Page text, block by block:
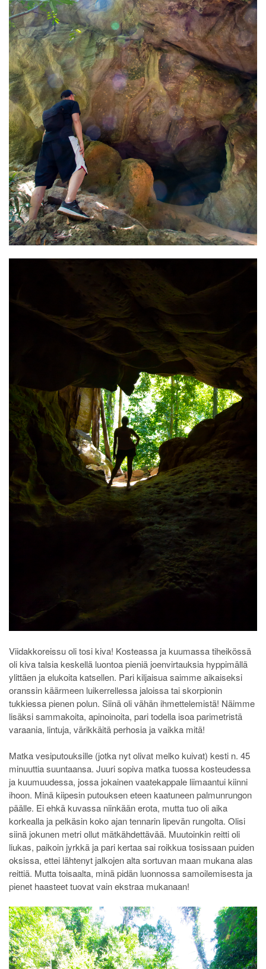
Viidakkoreissu oli tosi kiva! Kosteassa ja kuumassa tiheikössä
oli kiva talsia keskellä luontoa pieniä joenvirtauksia hyppimällä
ylittäen ja elukoita katsellen. Pari kiljaisua saimme aikaiseksi
oranssin käärmeen luikerrellessa jaloissa tai skorpionin
tukkiessa pienen polun. Siinä oli vähän ihmettelemistä! Näimme
lisäksi sammakoita, apinoinoita, pari todella isoa parimetristä
varaania, lintuja, värikkäitä perhosia ja vaikka mitä!
Matka vesiputouksille (jotka nyt olivat melko kuivat) kesti n. 45
minuuttia suuntaansa. Juuri sopiva matka tuossa kosteudessa
ja kuumuudessa, jossa jokainen vaatekappale liimaantui kiinni
ihoon. Minä kiipesin putouksen eteen kaatuneen palmunrungon
päälle. Ei ehkä kuvassa niinkään erota, mutta tuo oli aika
korkealla ja pelkäsin koko ajan tennarin lipevän rungolta. Olisi
siinä jokunen metri ollut mätkähdettävää. Muutoinkin reitti oli
liukas, paikoin jyrkkä ja pari kertaa sai roikkua tosissaan puiden
oksissa, ettei lähtenyt jalkojen alta sortuvan maan mukana alas
reittiä. Mutta toisaalta, minä pidän luonnossa samoilemisesta ja
pienet haasteet tuovat vain ekstraa mukanaan!